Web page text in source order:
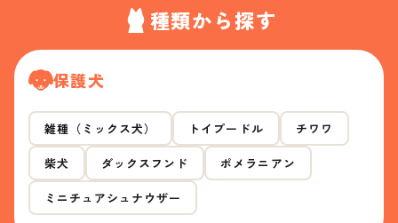
種類から探す
保護犬
雑種（ミックス犬） トイプードル チワワ
柴犬 ダックスフンド ポメラニアン
ミニチュアシュナウザー